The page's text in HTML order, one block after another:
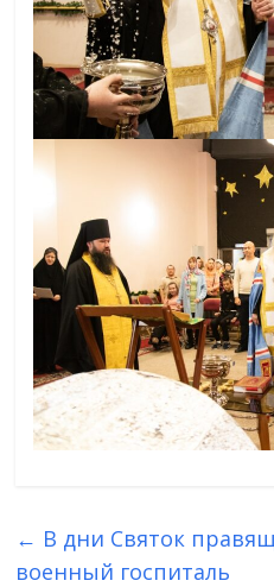
← В дни Святок
военный госпиталь